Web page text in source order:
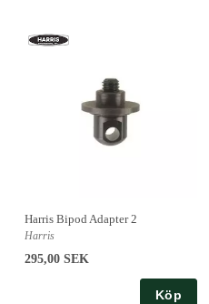
Harris Bipod Adapter 2
Harris
295,00 SEK
Köp